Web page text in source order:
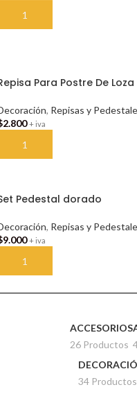
AÑADIR AL CARRITO
Para Postre De Loza
, Repisas y
2.800 + iva
AÑADIR AL CARRITO
Pedestal dorado
, Repisas y
9.000 + iva
AÑADIR AL CARRITO
ACCESORIOS
26 Productos
34 Productos